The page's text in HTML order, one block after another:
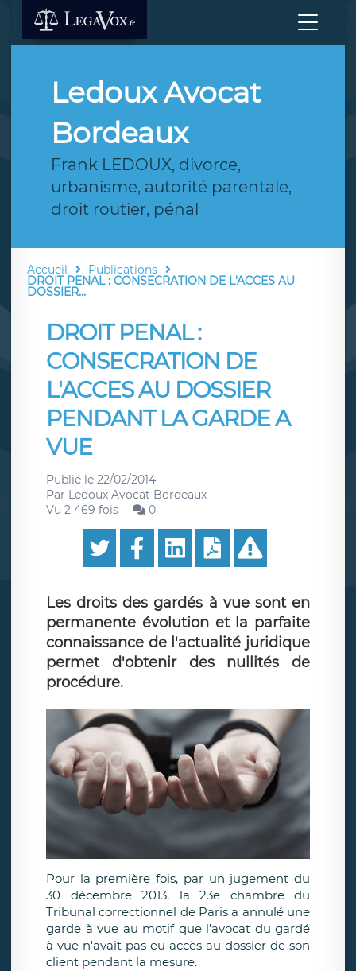
Ledoux Avocat
Bordeaux
Frank LEDOUX, divorce,
urbanisme, autorité parentale,
droit routier, pénal
Accueil Publications
DROIT PENAL : CONSECRATION DE L'ACCES AU
DOSSIER...
DROIT PENAL :
CONSECRATION DE
L'ACCES AU DOSSIER
PENDANT LA GARDE A
VUE
Publié le 22/02/2014
Par Ledoux Avocat Bordeaux
Vu 2 469 fois
0
Les droits des gardés à vue sont en
permanente évolution et la parfaite
connaissance de l'actualité juridique
permet d'obtenir des nullités de
procédure.
Pour la première fois, par un jugement du
30 décembre 2013, la 23e chambre du
Tribunal correctionnel de Paris a annulé une
garde à vue au motif que l'avocat du gardé
à vue n'avait pas eu accès au dossier de son
client pendant la mesure.